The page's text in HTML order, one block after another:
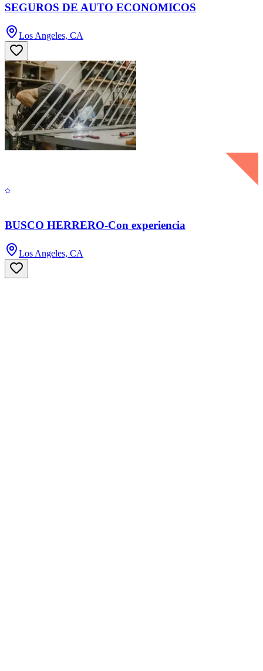
SEGUROS DE AUTO ECONOMICOS
Los Angeles, CA
BUSCO HERRERO-Con experiencia
Los Angeles, CA